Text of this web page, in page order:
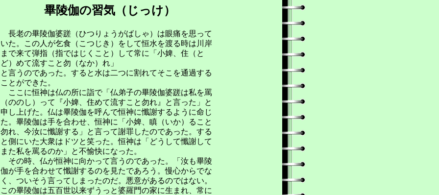
畢陵伽の習気（じっけ）
長老の畢陵伽婆蹉（ひつりょうがばしゃ）は眼痛を思って
いた。この人が乞食（こつじき）をして恒水を渡る時は川岸
まで来て弾指（指ではじくこと）して常に「小婢、住（と
ど）めて流すこと勿（なか）れ」
と言うのであった。すると水は二つに割れてそこを通過する
ことができた。
ここに恒神は仏の所に詣で「仏弟子の畢陵伽婆蹉は私を罵
（ののし）って『小婢、住めて流すこと勿れ』と言った」と
申し上げた。仏は畢陵伽を呼んで恒神に懺謝するように命じ
た。畢陵伽は手を合わせ、恒神に「小婢、瞋（いか）ること
勿れ、今汝に懺謝する」と言って謝罪したのであった。する
と側にいた大衆はドツと笑った。恒神は「どうして懺謝して
また私を罵るのか」と不愉快になった。
その時、仏が恒神に向かって言うのであった。「汝も畢陵
伽が手を合わせて懺謝するのを見たであろう。慢心からでな
く、ついそう言ってしまったのだ。悪意があるのではない。
この畢陵伽は五百世以来ずうっと婆羅門の家に生まれ、常に